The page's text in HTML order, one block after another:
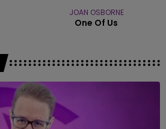
JOAN OSBORNE
One Of Us